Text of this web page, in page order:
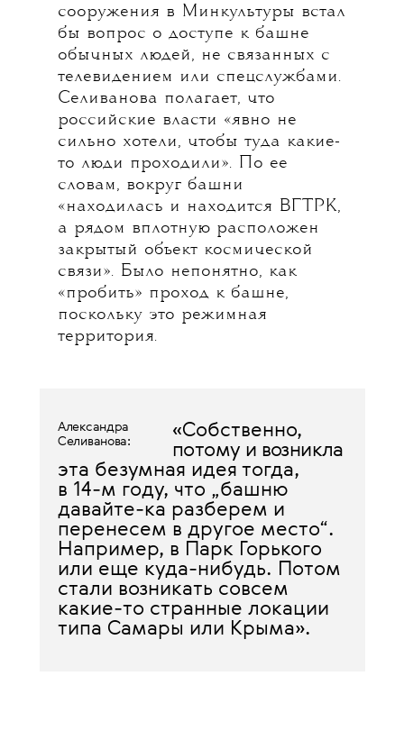
сооружения в Минкультуры встал
бы вопрос о доступе к башне
обычных людей, не связанных с
телевидением или спецслужбами.
Селиванова полагает, что
российские власти «явно не
сильно хотели, чтобы туда какие-
то люди проходили». По ее
словам, вокруг башни
«находилась и находится ВГТРК,
а рядом вплотную расположен
закрытый объект космической
связи». Было непонятно, как
«пробить» проход к башне,
поскольку это режимная
территория.
Александра
Селиванова:
«Собственно,
потому и возникла
эта безумная идея тогда,
в 14-м году, что „башню
давайте-ка разберем и
перенесем в другое место“.
Например, в Парк Горького
или еще куда-нибудь. Потом
стали возникать совсем
какие-то странные локации
типа Самары или Крыма».